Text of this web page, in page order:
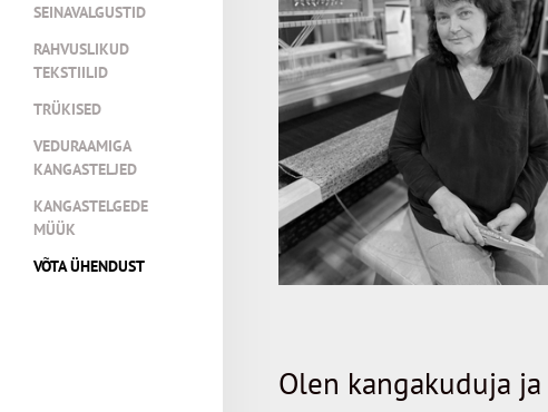
SEINAVALGUSTID
RAHVUSLIKUD
TEKSTIILID
TRÜKISED
VEDURAAMIGA
KANGASTELJED
KANGASTELGEDE
MÜÜK
VÕTA ÜHENDUST
Olen kangakuduja